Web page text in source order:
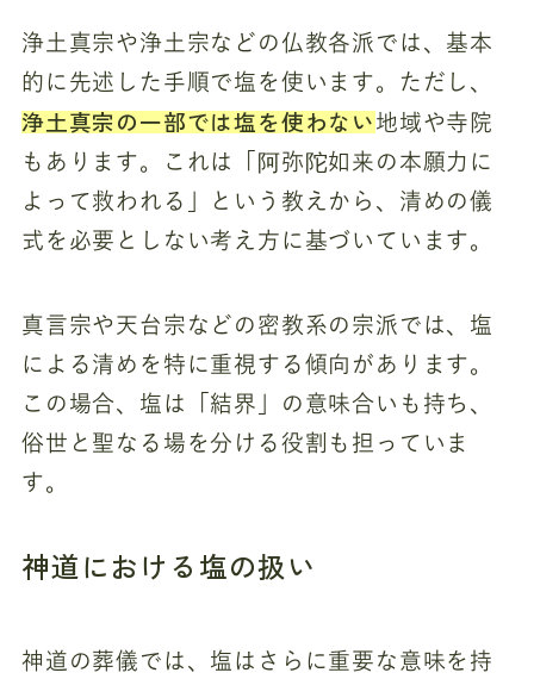
浄土真宗や浄土宗などの仏教各派では、基本
的に先述した手順で塩を使います。ただし、
浄土真宗の一部では塩を使わない地域や寺院
もあります。これは「阿弥陀如来の本願力に
よって救われる」という教えから、清めの儀
式を必要としない考え方に基づいています。
真言宗や天台宗などの密教系の宗派では、塩
による清めを特に重視する傾向があります。
この場合、塩は「結界」の意味合いも持ち、
俗世と聖なる場を分ける役割も担っていま
す。
神道における塩の扱い
神道の葬儀では、塩はさらに重要な意味を持